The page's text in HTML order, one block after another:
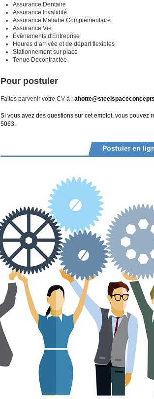
Assurance Dentaire
Assurance Invalidité
Assurance Maladie Complémentaire
Assurance Vie
Événements d'Entreprise
Heures d’arrivée et de départ flexibles
Stationnement sur place
Tenue Décontractée
Pour postuler
Faites parvenir votre CV à :
Si vous avez des questions sur cet emploi, vous pouvez
5063.
Postuler en